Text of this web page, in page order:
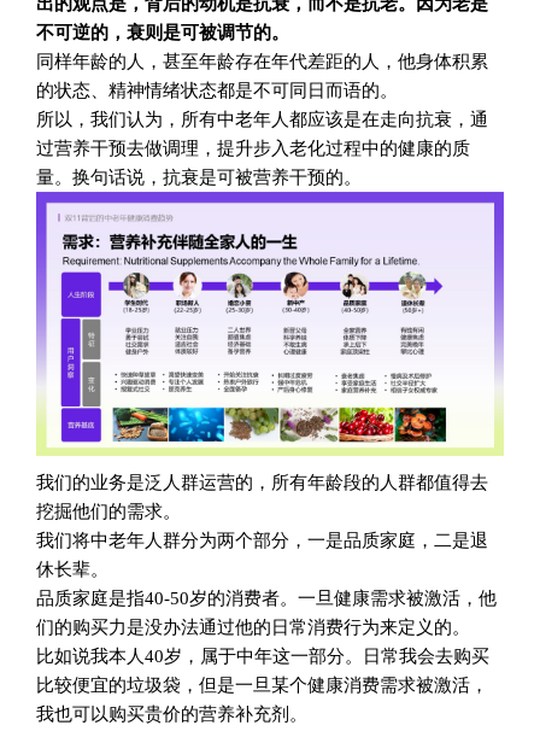
出的观点是，背后的动机是抗衰，而不是抗老。因为老是
不可逆的，衰则是可被调节的。
同样年龄的人，甚至年龄存在年代差距的人，他身体积累
的状态、精神情绪状态都是不可同日而语的。
所以，我们认为，所有中老年人都应该是在走向抗衰，通
过营养干预去做调理，提升步入老化过程中的健康的质
量。换句话说，抗衰是可被营养干预的。
我们的业务是泛人群运营的，所有年龄段的人群都值得去
挖掘他们的需求。
我们将中老年人群分为两个部分，一是品质家庭，二是退
休长辈。
品质家庭是指40-50岁的消费者。一旦健康需求被激活，他
们的购买力是没办法通过他的日常消费行为来定义的。
比如说我本人40岁，属于中年这一部分。日常我会去购买
比较便宜的垃圾袋，但是一旦某个健康消费需求被激活，
我也可以购买贵价的营养补充剂。